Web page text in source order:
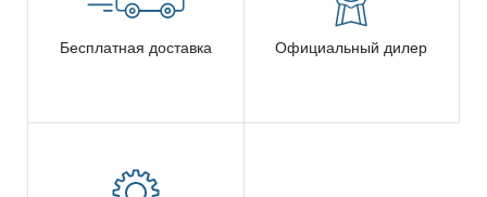
Бесплатная доставка Официальный дилер